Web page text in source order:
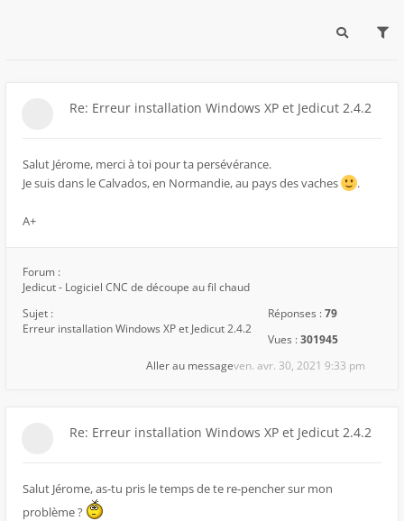
Re: Erreur installation Windows XP et Jedicut 2.4.2
Salut Jérome, merci à toi pour ta persévérance.
Je suis dans le Calvados, en Normandie, au pays des vaches
.
A+
Forum :
Jedicut - Logiciel CNC de découpe au fil chaud
Sujet :
Erreur installation Windows XP et Jedicut 2.4.2
Réponses :79
Vues :301945
ven. avr. 30, 2021 9:33 pm
Aller au message
Re: Erreur installation Windows XP et Jedicut 2.4.2
Salut Jérome, as-tu pris le temps de te re-pencher sur mon
problème ?